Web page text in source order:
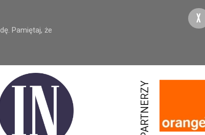
Pamiętaj, że
X
PARTNERZY